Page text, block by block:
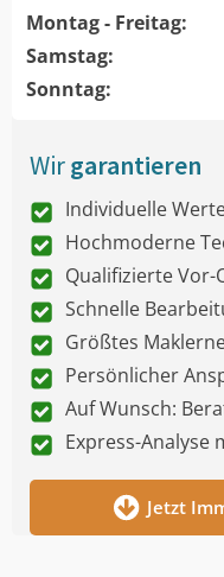
Montag - Freitag:
Samstag:
Sonntag:
Wirgarantieren
Individuelle
Hochmoderne
Qualifizierte
Schnelle
Größtes
Persönlicher
Auf Wunsch:
Express-Analyse
Jetzt